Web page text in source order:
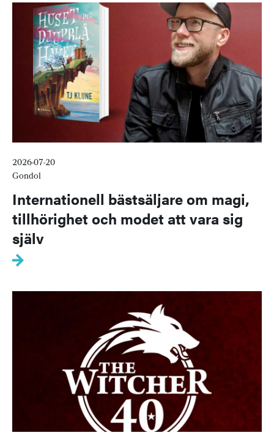
2026-07-20
Gondol
Internationell bästsäljare om magi,
tillhörighet och modet att vara sig
själv